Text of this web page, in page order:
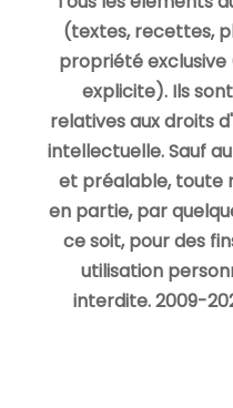
(textes, recettes,
propriété
explicite). Ils
relatives aux droits
intellectuelle. Sauf
et préalable, toute
en partie, par
ce soit, pour des
utilisation
interdite. 2009-